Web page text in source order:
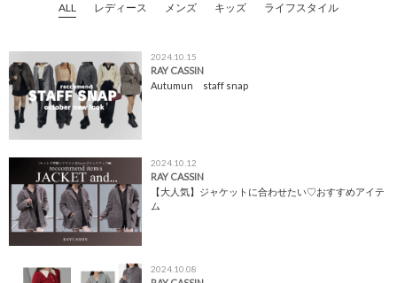
ALL レディース メンズ キッズ ライフスタイル
2024.10.15
RAY CASSIN
Autumun staff snap
2024.10.12
RAY CASSIN
【大人気】ジャケットに合わせたい♡おすすめアイテ
ム
2024.10.08